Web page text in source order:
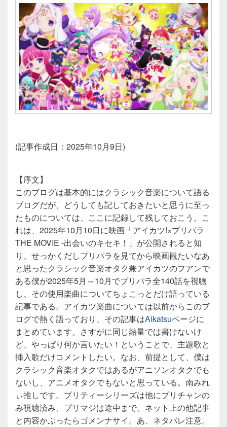
(記事作成日：2025年10月9日)
【序文】
このブログは基本的にはクラシック音楽について語る
ブログだが、どうしても記しておきたいと思うに至っ
たものについては、ここに記録して残しておこう。こ
れは、2025年10月10日に映画「アイカツ!×プリパラ
THE MOVIE -出会いのキセキ！」が公開されると知
り、せっかくだしプリパラを見てから映画観たいなあ
と思ったクラシック音楽オタク兼アイカツのフアンで
ある僕が2025年5月～10月でプリパラ全140話を視聴
し、その使用楽曲についてちょこっとだけ語っている
記事である。アイカツ楽曲については以前からこのブ
ログで熱く語っており、その記事はAikatsuページに
まとめています。さすがに同じ熱量では書けないけ
ど、やっぱり何か言いたい！ということで、主題歌と
挿入歌だけコメントしたい。なお、前提として、僕は
クラシック音楽オタクではあるがアニソンオタクでも
ないし、アニメオタクでもないと思っている。南みれ
ぃ推しです。プリティーシリーズは他にプリチャンの
み視聴済み、プリマジは途中まで。ネット上の他記事
と内容かぶったらゴメンナサイ。あ、ネタバレ注意。